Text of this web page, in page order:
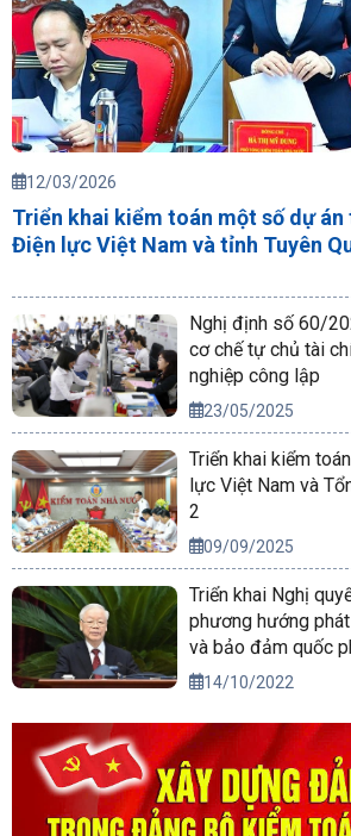
12/03/2026
Triển khai kiểm toán một số dự án
Điện lực Việt Nam và tỉnh Tuyên
Nghị định số 60/
cơ chế tự chủ tài
nghiệp công lập
23/05/2025
Triển khai kiểm
lực Việt Nam và
2
09/09/2025
Triển khai Nghị
phương hướng
và bảo đảm quốc
Tây Nguyên đến
14/10/2022